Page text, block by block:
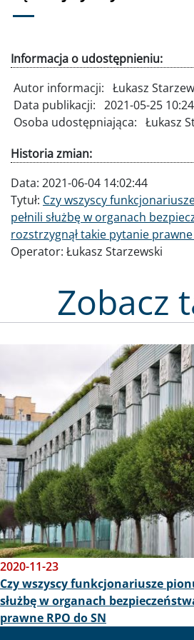
Informacja o udostępnieniu:
Autor informacji: Łukasz
Data publikacji: 2021-05-25
Osoba udostępniająca: Łukasz
Historia zmian:
Data: 2021-06-04 14:02:44
Tytuł: Czy wszyscy
pełnili służbę w organach
rozstrzygnął takie pytanie prawne
Operator: Łukasz Starzewski
Zobacz
2020-11-23
Czy wszyscy funkcjonariusze
służbę w organach
prawne RPO do SN